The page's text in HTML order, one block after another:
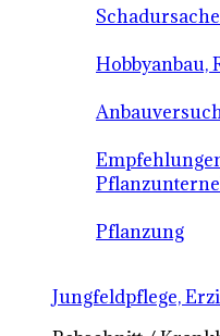
Hobbyanbau,
Pflanzung
Jungfeldpflege,